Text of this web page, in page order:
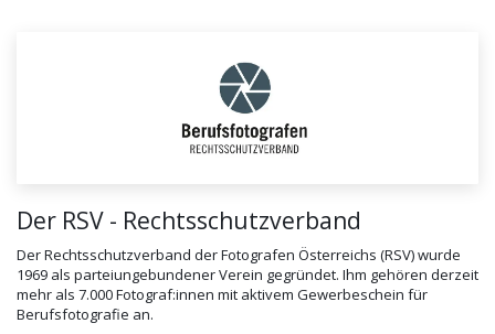
Der RSV - Rechtsschutzverband
Der Rechtsschutzverband der Fotografen Österreichs (RSV) wurde
1969 als parteiungebundener Verein gegründet. Ihm gehören derzeit
mehr als 7.000 Fotograf:innen mit aktivem Gewerbeschein für
Berufsfotografie an.